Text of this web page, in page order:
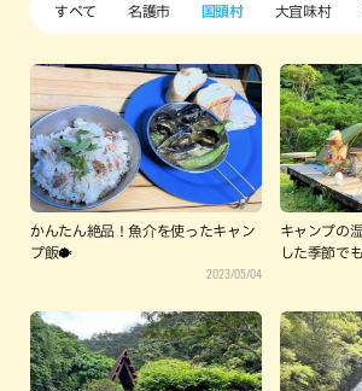
すべて 名護市 国頭村 大宜味村
かんたん絶品！魚介を使ったキャン
プ飯🐡
2023/05/04
キャンプの
した季節で